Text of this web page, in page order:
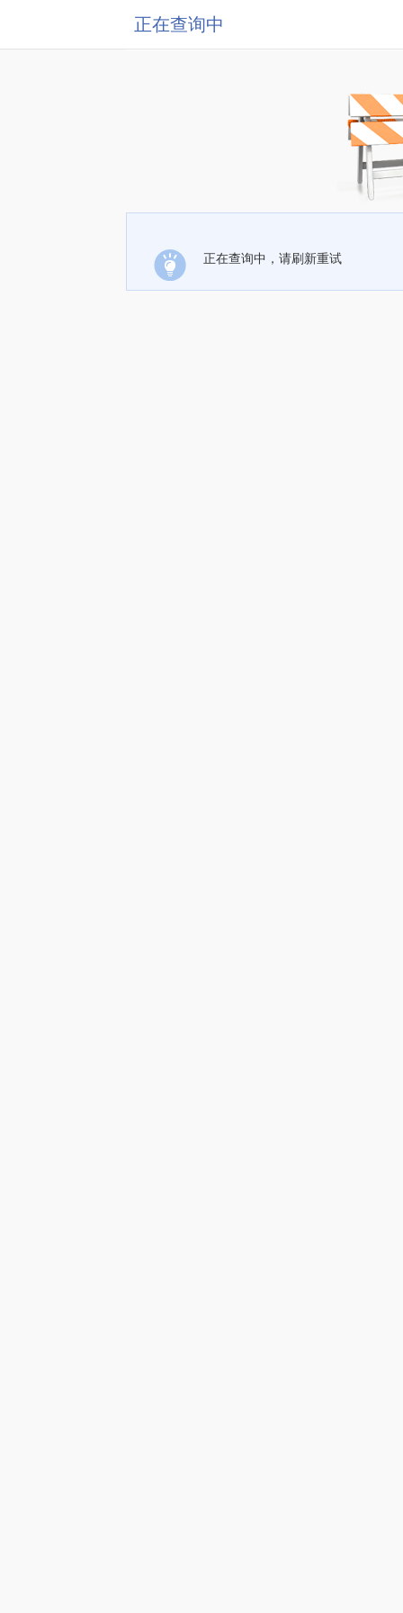
正在查询中
正在查询中，请刷新重试